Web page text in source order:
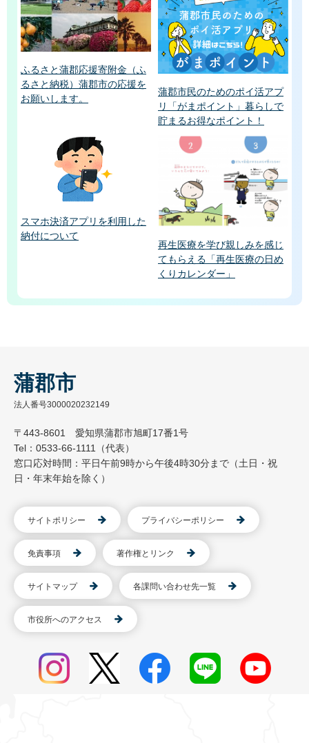
ふるさと蒲郡応援寄附金（ふ
るさと納税）蒲郡市の応援を
お願いします。
蒲郡市民のためのポイ活アプ
リ「がまポイント」暮らしで
貯まるお得なポイント！
スマホ決済アプリを利用した
納付について
再生医療を学び親しみを感じ
てもらえる「再生医療の日め
くりカレンダー」
蒲郡市
法人番号3000020232149
〒443-8601 愛知県蒲郡市旭町17番1号
Tel：0533-66-1111（代表）
窓口応対時間：平日午前9時から午後4時30分まで（土日・祝
日・年末年始を除く）
サイトポリシー プライバシーポリシー
免責事項 著作権とリンク
サイトマップ 各課問い合わせ先一覧
市役所へのアクセス